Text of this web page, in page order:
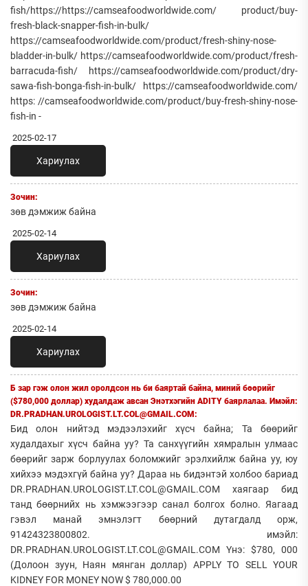
fish/https://https://camseafoodworldwide.com/ product/buy-
fresh-black-snapper-fish-in-bulk/
https://camseafoodworldwide.com/product/fresh-shiny-nose-
bladder-in-bulk/ https://camseafoodworldwide.com/product/fresh-
barracuda-fish/ https://camseafoodworldwide.com/product/dry-
sawa-fish-bonga-fish-in-bulk/ https://camseafoodworldwide.com/
https: //camseafoodworldwide.com/product/buy-fresh-shiny-nose-
fish-in -
2025-02-17
Хариулах
Зочин:
зөв дэмжиж байна
2025-02-14
Хариулах
Зочин:
зөв дэмжиж байна
2025-02-14
Хариулах
Б зар гэж олон жил оролдсон нь би баяртай байна, миний бөөрийг
($780,000 доллар) худалдаж авсан Энэтхэгийн ADITY баярлалаа. Имэйл:
DR.PRADHAN.UROLOGIST.LT.COL@GMAIL.COM:
Бид олон нийтэд мэдээлэхийг хүсч байна; Та бөөрийг
худалдахыг хүсч байна уу? Та санхүүгийн хямралын улмаас
бөөрийг зарж борлуулах боломжийг эрэлхийлж байна уу, юу
хийхээ мэдэхгүй байна уу? Дараа нь бидэнтэй холбоо бариад
DR.PRADHAN.UROLOGIST.LT.COL@GMAIL.COM хаягаар бид
танд бөөрнийх нь хэмжээгээр санал болгох болно. Яагаад
гэвэл манай эмнэлэгт бөөрний дутагдалд орж,
91424323800802. имэйл:
DR.PRADHAN.UROLOGIST.LT.COL@GMAIL.COM Yнэ: $780, 000
(Долоон зуун, Наян мянган доллар) APPLY TO SELL YOUR
KIDNEY FOR MONEY NOW $ 780,000.00